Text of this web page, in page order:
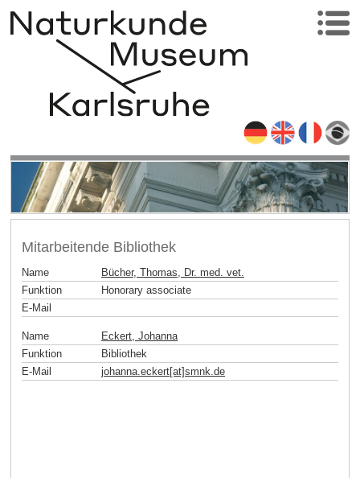
Mitarbeitende Bibliothek
Name
Bücher, Thomas, Dr. med. vet.
Funktion
Honorary associate
E-Mail
Name
Eckert, Johanna
Funktion
Bibliothek
E-Mail
johanna.eckert[at]smnk.de